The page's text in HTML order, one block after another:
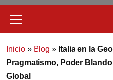
Inicio» Blog » Italia en la
Pragmatismo, Poder
Global